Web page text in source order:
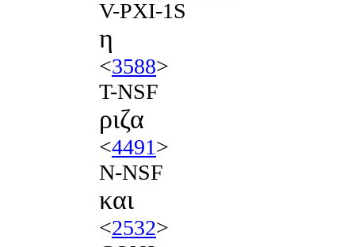
V-PXI-1S
η
<3588>
T-NSF
ριζα
<4491>
N-NSF
και
<2532>